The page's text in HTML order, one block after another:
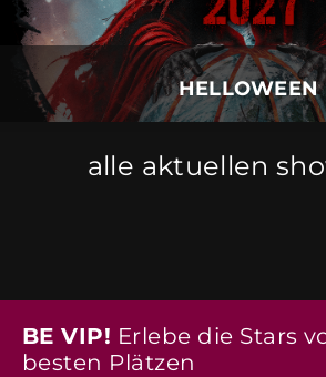
HELLOWEEN
Mehr Details
alle aktuellen
BE VIP! Erlebe die Stars
besten Plätzen